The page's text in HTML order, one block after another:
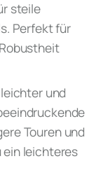
steile
Perfekt für
und
Touren und
ein leichteres